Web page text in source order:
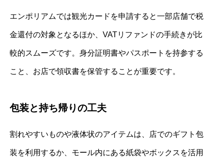
エンポリアムでは観光カードを申請すると一部店舗で税
金還付の対象となるほか、VATリファンドの手続きが比
較的スムーズです。身分証明書やパスポートを持参する
こと、お店で領収書を保管することが重要です。
包装と持ち帰りの工夫
割れやすいものや液体状のアイテムは、店でのギフト包
装を利用するか、モール内にある紙袋やボックスを活用